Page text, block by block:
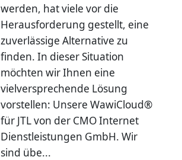
werden, hat viele vor die
Herausforderung gestellt, eine
zuverlässige Alternative zu
finden. In dieser Situation
möchten wir Ihnen eine
vielversprechende Lösung
vorstellen: Unsere WawiCloud®
für JTL von der CMO Internet
Dienstleistungen GmbH. Wir
sind übe...